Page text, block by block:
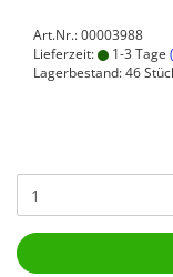
Art.Nr.: 00003988
Lieferzeit:
1-3 Tage
Lagerbestand: 46